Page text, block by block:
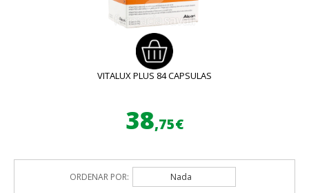
VITALUX PLUS 84 CAPSULAS
38,75€
ORDENAR POR: Nada